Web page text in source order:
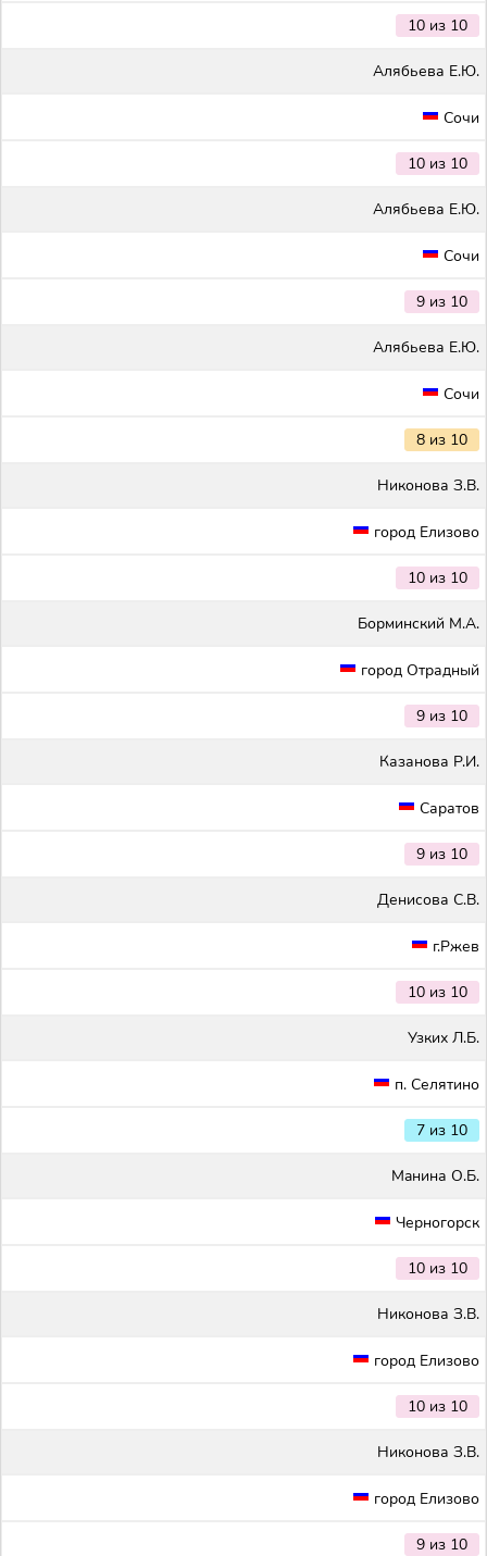
10 из 10
Алябьева Е.Ю.
Сочи
10 из 10
Алябьева Е.Ю.
Сочи
9 из 10
Алябьева Е.Ю.
Сочи
8 из 10
Никонова З.В.
город Елизово
10 из 10
Борминский М.А.
город Отрадный
9 из 10
Казанова Р.И.
Саратов
9 из 10
Денисова С.В.
г.Ржев
10 из 10
Узких Л.Б.
п. Селятино
7 из 10
Maнина О.Б.
Черногорск
10 из 10
Никонова З.В.
город Елизово
10 из 10
Никонова З.В.
город Елизово
9 из 10